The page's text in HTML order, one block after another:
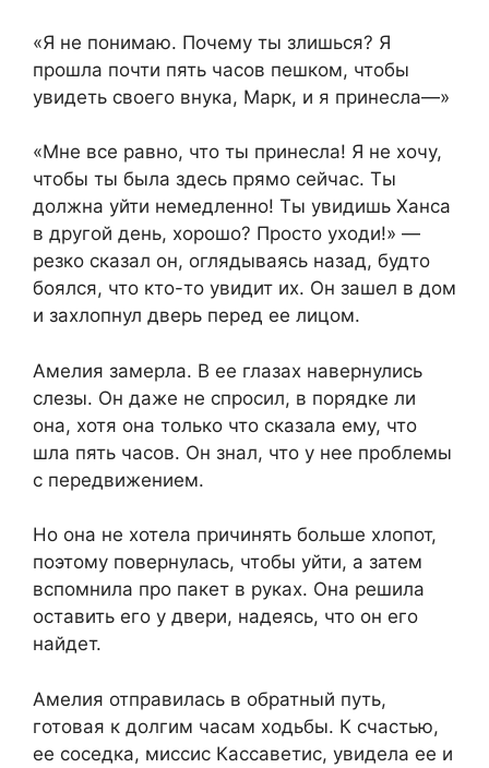
«Я не понимаю. Почему ты злишься? Я
прошла почти пять часов пешком, чтобы
увидеть своего внука, Марк, и я принесла—»
«Мне все равно, что ты принесла! Я не хочу,
чтобы ты была здесь прямо сейчас. Ты
должна уйти немедленно! Ты увидишь Ханса
в другой день, хорошо? Просто уходи!» —
резко сказал он, оглядываясь назад, будто
боялся, что кто-то увидит их. Он зашел в дом
и захлопнул дверь перед ее лицом.
Амелия замерла. В ее глазах навернулись
слезы. Он даже не спросил, в порядке ли
она, хотя она только что сказала ему, что
шла пять часов. Он знал, что у нее проблемы
с передвижением.
Но она не хотела причинять больше хлопот,
поэтому повернулась, чтобы уйти, а затем
вспомнила про пакет в руках. Она решила
оставить его у двери, надеясь, что он его
найдет.
Амелия отправилась в обратный путь,
готовая к долгим часам ходьбы. К счастью,
ее соседка, миссис Кассаветис, увидела ее и